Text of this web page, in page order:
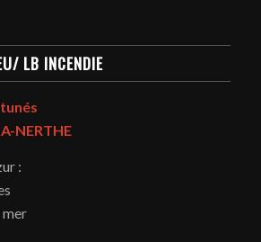
LB INCENDIE
NERTHE
:
mer